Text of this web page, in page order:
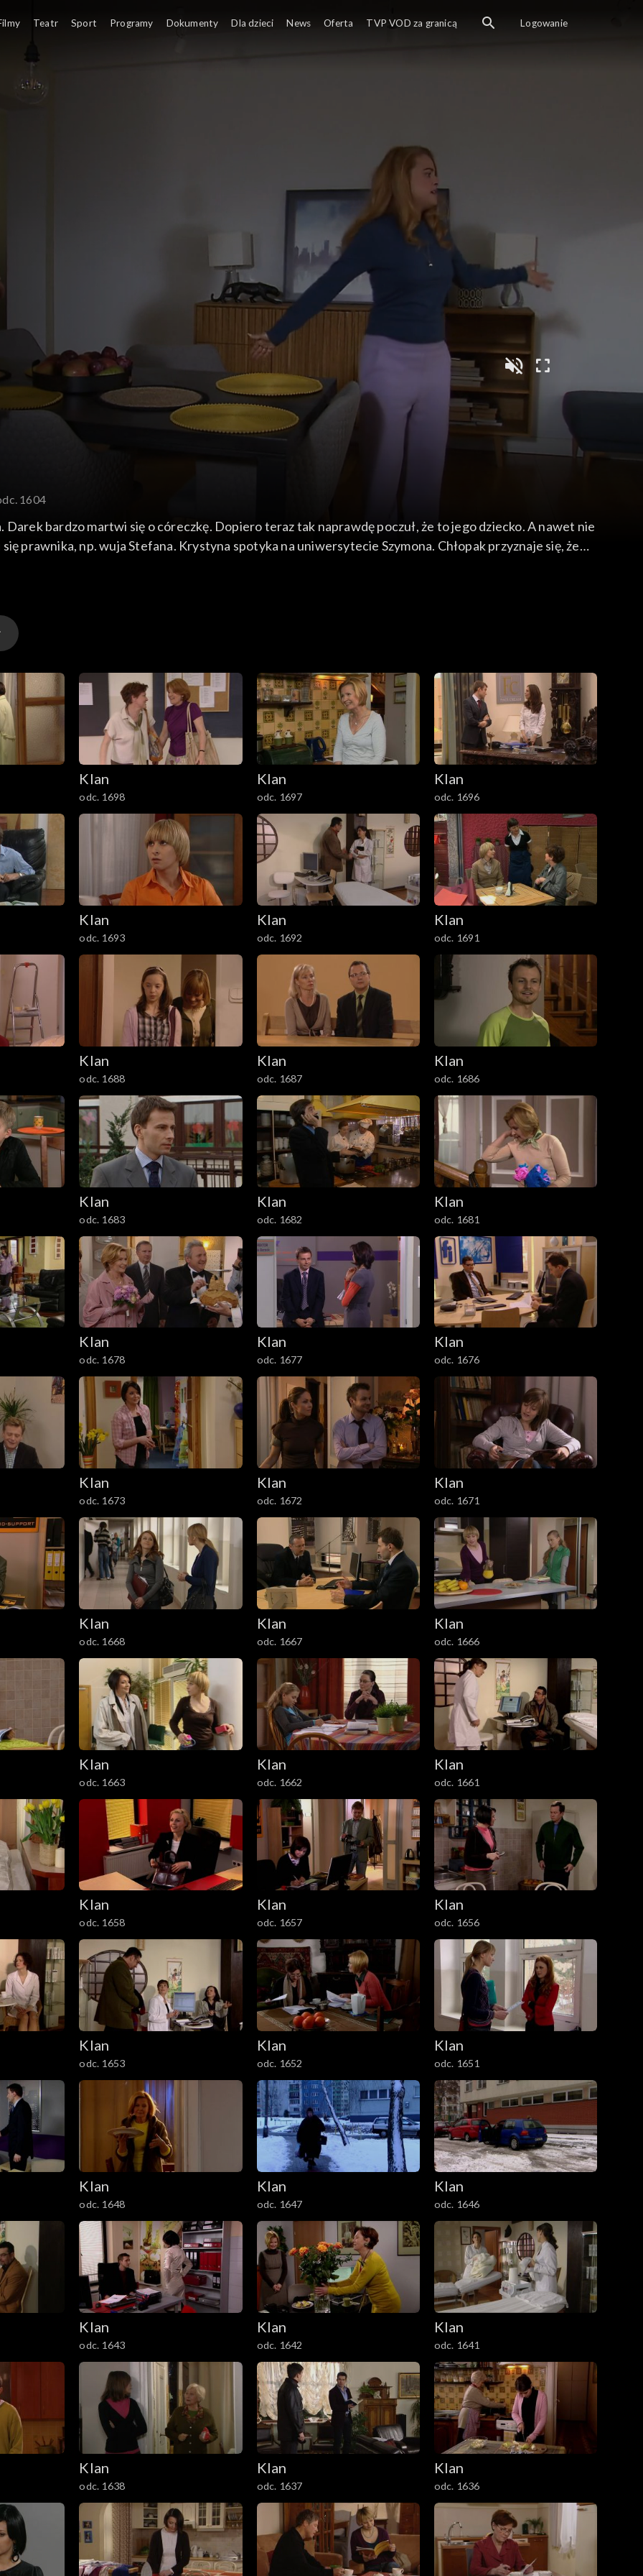
1604
bardzo martwi się o córeczkę. Dopiero teraz tak naprawdę poczuł, że to jego dziecko. A nawet nie
prawnika, np. wuja Stefana. Krystyna spotyka na uniwersytecie Szymona. Chłopak przyznaje się, że
menu potrawy kuchni indyjskiej. Zaprasza Feliksa na kolację do restauracji, gdzie serwują dania z
Klan
odc. 1698
Klan
odc. 1697
Klan
odc. 1696
Klan
odc. 1693
Klan
odc. 1692
Klan
odc. 1691
Klan
odc. 1688
Klan
odc. 1687
Klan
odc. 1686
Klan
odc. 1683
Klan
odc. 1682
Klan
odc. 1681
Klan
odc. 1678
Klan
odc. 1677
Klan
odc. 1676
Klan
odc. 1673
Klan
odc. 1672
Klan
odc. 1671
Klan
odc. 1668
Klan
odc. 1667
Klan
odc. 1666
Klan
odc. 1663
Klan
odc. 1662
Klan
odc. 1661
Klan
odc. 1658
Klan
odc. 1657
Klan
odc. 1656
Klan
odc. 1653
Klan
odc. 1652
Klan
odc. 1651
Klan
odc. 1648
Klan
odc. 1647
Klan
odc. 1646
Klan
odc. 1643
Klan
odc. 1642
Klan
odc. 1641
Klan
odc. 1638
Klan
odc. 1637
Klan
odc. 1636
Teatr Sport Programy Dokumenty Dla dzieci News Oferta TVP VOD za granicą Logowanie